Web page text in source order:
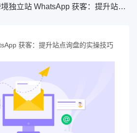
跨境独立站 WhatsApp 获客：提升站点询盘的实操技巧
获客：提升站点询盘的实操技巧